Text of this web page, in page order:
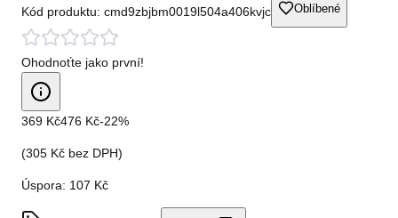
Kód produktu: cmd9zbjbm0019l504a406kvjc Oblíbené
Ohodnoťte jako první!
369 Kč476 Kč-22%
(305 Kč bez DPH)
Úspora: 107 Kč